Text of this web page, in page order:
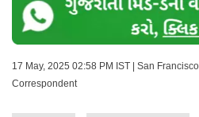
17 May, 2025 02:58 PM IST | San
Correspondent